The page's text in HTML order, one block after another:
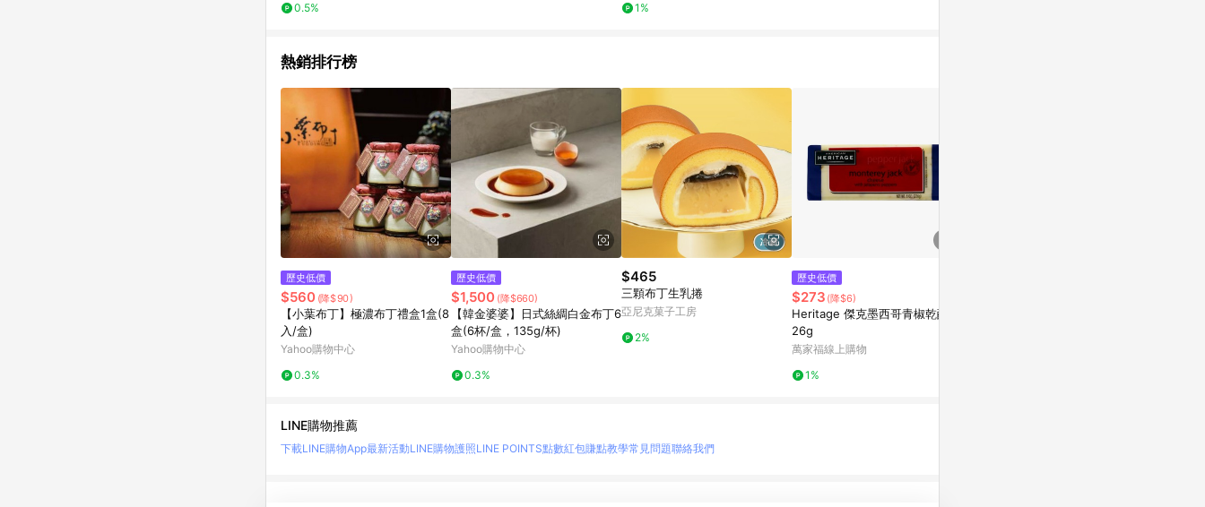
0.5%
1%
熱銷排行榜
歷史低價
$560 (降$90)
【小葉布丁】極濃布丁禮盒1盒(8
入/盒)
Yahoo購物中心
0.3%
歷史低價
$1,500 (降$660)
【韓金婆婆】日式絲綢白金布丁6
盒(6杯/盒，135g/杯)
Yahoo購物中心
0.3%
$465
三顆布丁生乳捲
亞尼克菓子工房
2%
歷史低價
$273 (降$6)
Heritage 傑克墨西哥青椒乾酪 2
26g
萬家福線上購物
1%
LINE購物推薦
下載LINE購物App最新活動LINE購物護照LINE POINTS點數紅包賺點教學常見問題聯絡我們